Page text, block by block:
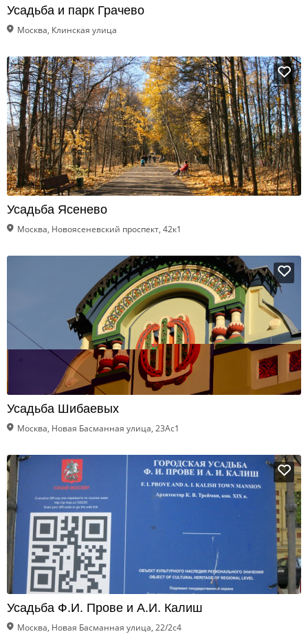
Усадьба и парк Грачево
Москва, Клинская улица
Усадьба Ясенево
Москва, Новоясеневский проспект, 42к1
Усадьба Шибаевых
Москва, Новая Басманная улица, 23Ас1
Усадьба Ф.И. Прове и А.И. Калиш
Москва, Новая Басманная улица, 22/2с4